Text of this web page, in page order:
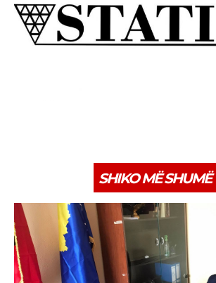
SHIKO MË SHUMË